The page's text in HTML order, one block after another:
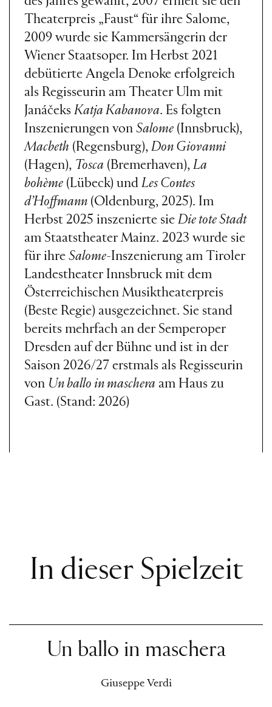
Theaterpreis „Faust“ für ihre Salome,
2009 wurde sie Kammersängerin der
Wiener Staatsoper. Im Herbst 2021
debütierte Angela Denoke erfolgreich
als Regisseurin am Theater Ulm mit
Janáčeks Katja Kabanova. Es folgten
Inszenierungen von Salome (Innsbruck),
Macbeth (Regensburg), Don Giovanni
(Hagen), Tosca (Bremerhaven), La
bohème (Lübeck) und Les Contes
d’Hoffmann (Oldenburg, 2025). Im
Herbst 2025 inszenierte sie Die tote Stadt
am Staatstheater Mainz. 2023 wurde sie
für ihre Salome-Inszenierung am Tiroler
Landestheater Innsbruck mit dem
Österreichischen Musiktheaterpreis
(Beste Regie) ausgezeichnet. Sie stand
bereits mehrfach an der Semperoper
Dresden auf der Bühne und ist in der
Saison 2026/27 erstmals als Regisseurin
von Un ballo in maschera am Haus zu
Gast. (Stand: 2026)
In dieser Spielzeit
Un ballo in maschera
Giuseppe Verdi